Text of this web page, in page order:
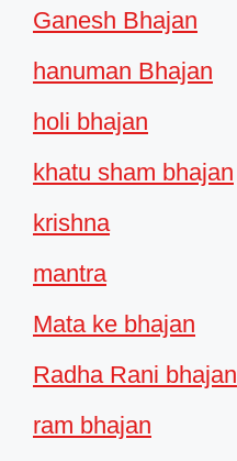
Ganesh Bhajan
hanuman Bhajan
holi bhajan
khatu sham bhajan
krishna
mantra
Mata ke bhajan
Radha Rani bhajan
ram bhajan